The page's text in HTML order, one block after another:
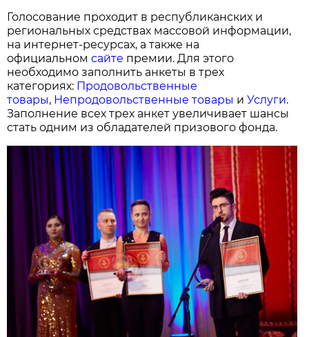
Голосование проходит в республиканских и
региональных средствах массовой информации,
на интернет-ресурсах, а также на
официальномсайте премии. Для этого
необходимо заполнить анкеты в трех
категориях: Продовольственные
товары, Непродовольственные товары иУслуги.
Заполнение всех трех анкет увеличивает шансы
стать одним из обладателей призового фонда.